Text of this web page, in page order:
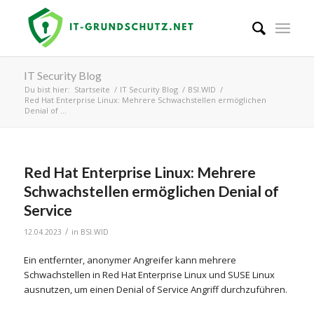
IT Security Blog
Du bist hier: Startseite / IT Security Blog / BSI.WID /
Red Hat Enterprise Linux: Mehrere Schwachstellen ermöglichen
Denial of ...
Red Hat Enterprise Linux: Mehrere
Schwachstellen ermöglichen Denial of
Service
12.04.2023 / in BSI.WID
Ein entfernter, anonymer Angreifer kann mehrere
Schwachstellen in Red Hat Enterprise Linux und SUSE Linux
ausnutzen, um einen Denial of Service Angriff durchzuführen.